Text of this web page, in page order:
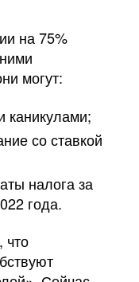
на 75%
могут:
каникулами;
со ставкой
налога за
года.
что